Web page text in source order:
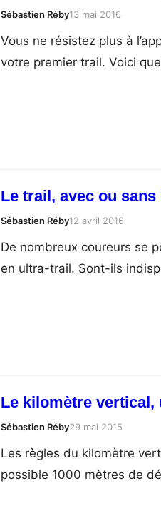
Sébastien Réby13 mai 2016
Vous ne résistez plus à
votre premier trail. Voici
Le trail, avec ou sans
Sébastien Réby12 avril 2016
De nombreux coureurs se
en ultra-trail. Sont-ils
Le kilomètre vertical,
Sébastien Réby29 mai 2015
Les règles du kilomètre
possible 1000 mètres de